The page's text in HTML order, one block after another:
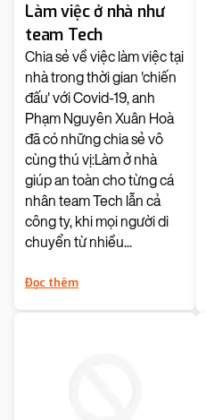
Làm việc ở nhà như
team Tech
Chia sẻ về việc làm việc tại
nhà trong thời gian 'chiến
đấu' với Covid-19, anh
Phạm Nguyên Xuân Hoà
đã có những chia sẻ vô
cùng thú vị:Làm ở nhà
giúp an toàn cho từng cá
nhân team Tech lẫn cả
công ty, khi mọi người di
chuyển từ nhiều...
Đọc thêm